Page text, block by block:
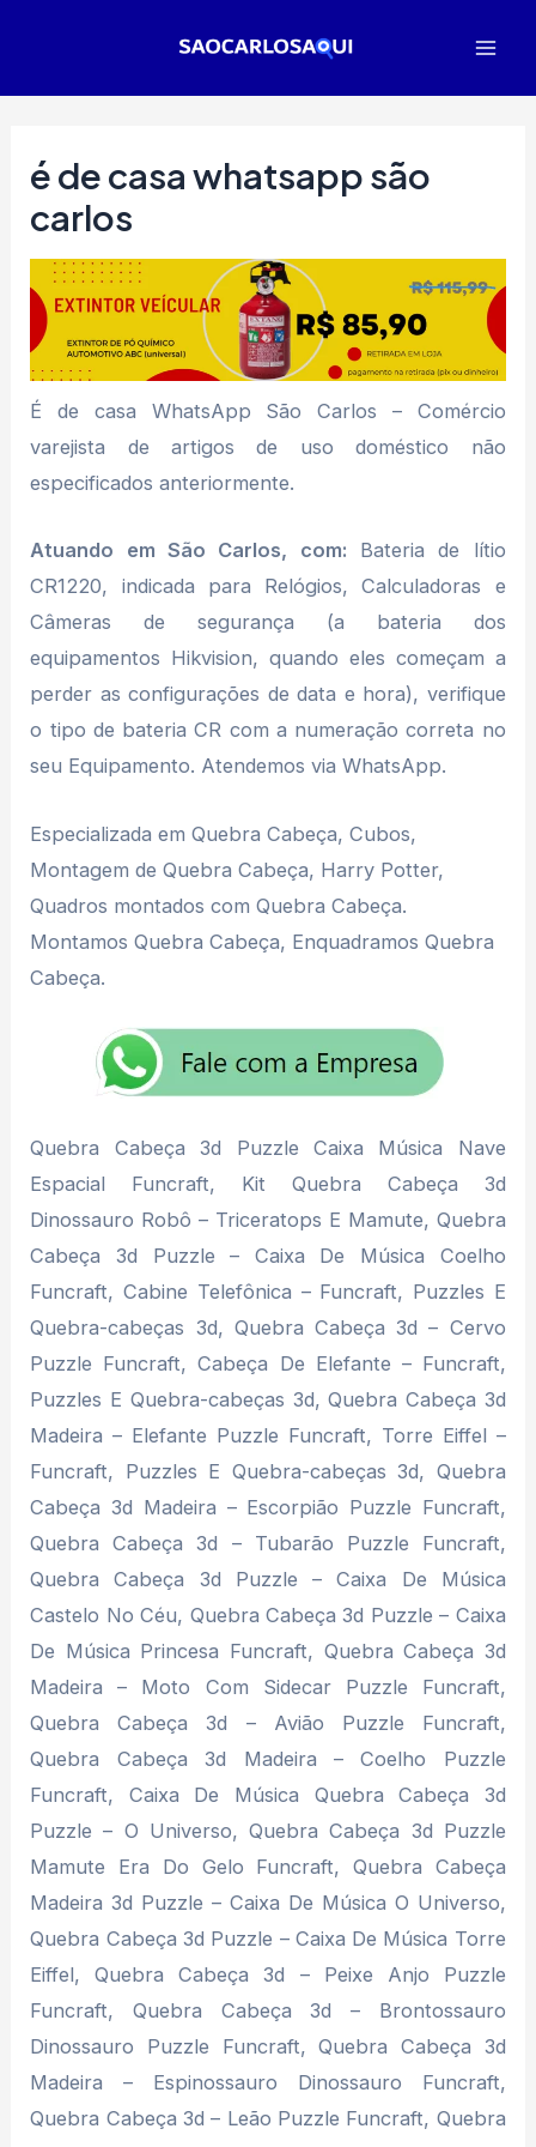
é de casa whatsapp são
carlos
É de casa WhatsApp São Carlos – Comércio
varejista de artigos de uso doméstico não
especificados anteriormente.
Atuando em São Carlos, com: Bateria de lítio
CR1220, indicada para Relógios, Calculadoras e
Câmeras de segurança (a bateria dos
equipamentos Hikvision, quando eles começam a
perder as configurações de data e hora), verifique
o tipo de bateria CR com a numeração correta no
seu Equipamento. Atendemos via WhatsApp.
Especializada em Quebra Cabeça, Cubos,
Montagem de Quebra Cabeça, Harry Potter,
Quadros montados com Quebra Cabeça.
Montamos Quebra Cabeça, Enquadramos Quebra
Cabeça.
Quebra Cabeça 3d Puzzle Caixa Música Nave
Espacial Funcraft, Kit Quebra Cabeça 3d
Dinossauro Robô – Triceratops E Mamute, Quebra
Cabeça 3d Puzzle – Caixa De Música Coelho
Funcraft, Cabine Telefônica – Funcraft, Puzzles E
Quebra-cabeças 3d, Quebra Cabeça 3d – Cervo
Puzzle Funcraft, Cabeça De Elefante – Funcraft,
Puzzles E Quebra-cabeças 3d, Quebra Cabeça 3d
Madeira – Elefante Puzzle Funcraft, Torre Eiffel –
Funcraft, Puzzles E Quebra-cabeças 3d, Quebra
Cabeça 3d Madeira – Escorpião Puzzle Funcraft,
Quebra Cabeça 3d – Tubarão Puzzle Funcraft,
Quebra Cabeça 3d Puzzle – Caixa De Música
Castelo No Céu, Quebra Cabeça 3d Puzzle – Caixa
De Música Princesa Funcraft, Quebra Cabeça 3d
Madeira – Moto Com Sidecar Puzzle Funcraft,
Quebra Cabeça 3d – Avião Puzzle Funcraft,
Quebra Cabeça 3d Madeira – Coelho Puzzle
Funcraft, Caixa De Música Quebra Cabeça 3d
Puzzle – O Universo, Quebra Cabeça 3d Puzzle
Mamute Era Do Gelo Funcraft, Quebra Cabeça
Madeira 3d Puzzle – Caixa De Música O Universo,
Quebra Cabeça 3d Puzzle – Caixa De Música Torre
Eiffel, Quebra Cabeça 3d – Peixe Anjo Puzzle
Funcraft, Quebra Cabeça 3d – Brontossauro
Dinossauro Puzzle Funcraft, Quebra Cabeça 3d
Madeira – Espinossauro Dinossauro Funcraft,
Quebra Cabeça 3d – Leão Puzzle Funcraft, Quebra